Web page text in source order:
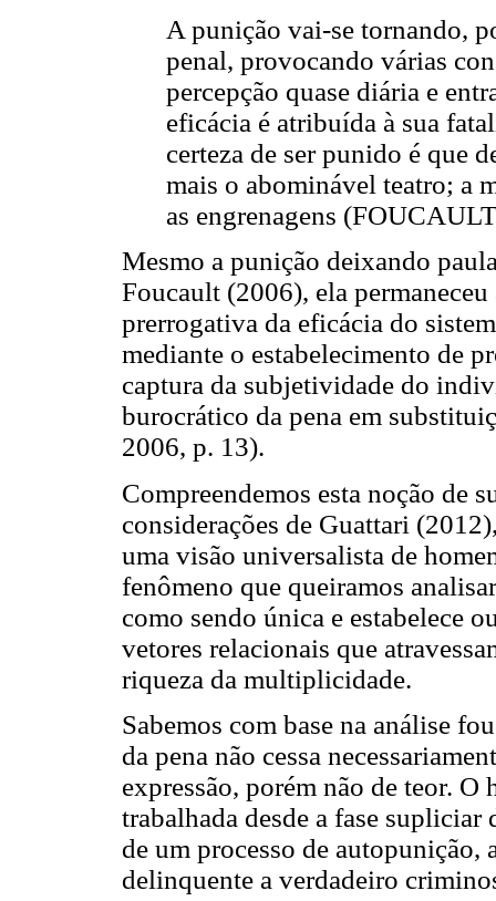
A punição vai-se tornando,
penal, provocando várias
percepção quase diária e
eficácia é atribuída à sua
certeza de ser punido é que
mais o abominável teatro; a
as engrenagens
Mesmo a punição deixando
Foucault (2006), ela
prerrogativa da eficácia do
mediante o estabelecimento de
captura da subjetividade do
burocrático da pena em
2006, p. 13).
Compreendemos esta noção de
considerações de Guattari
uma visão universalista de
fenômeno que queiramos
como sendo única e estabelece
vetores relacionais que
riqueza da multiplicidade.
Sabemos com base na análise
da pena não cessa
expressão, porém não de teor.
trabalhada desde a fase
de um processo de autopunição,
delinquente a verdadeiro